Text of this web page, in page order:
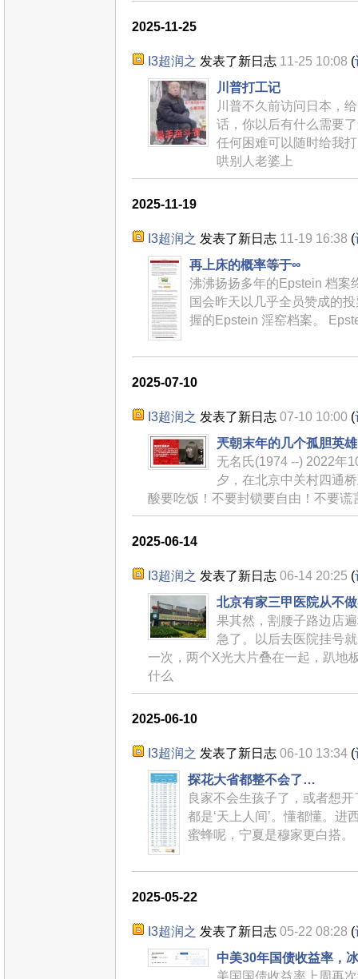
2025-11-25
I3超润之 发表了新日志 11-25 10:08 (
川普打工记
川普不久前访问日本，
话，你以后有什么需要
任何困难可以随时给我
哄别人老婆上
2025-11-19
I3超润之 发表了新日志 11-19 16:38 (
再上床的概率等于∞
沸沸扬扬多年的Epstein 档案
国会昨天以几乎全员赞成的
握的Epstein 淫窑档案。
2025-07-10
I3超润之 发表了新日志 07-10 10:00 (
兲朝末年的几个孤胆英
无名氏(1974 --) 2022年
夕，在北京中关村四通
酸要吃饭！不要封锁要自由！不要
2025-06-14
I3超润之 发表了新日志 06-14 20:25 (
北京有家三甲医院从不
果其然，割腰子路边店
急了。以后去医院挂号
一次，两个X光大片叠在一起，趴地
什么
2025-06-10
I3超润之 发表了新日志 06-10 13:34 (
探花大省都整不会了…
良家不会生孩子了，或者想
都是‘天上人间’。懂都懂。进
蜜蜂呢，宁夏是穆家更白搭。
2025-05-22
I3超润之 发表了新日志 05-22 08:28 (
中美30年国债收益率，
美国国债收益率上周再